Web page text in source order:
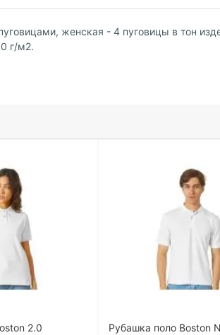
женская - 4 пуговицы в тон
г/м2.
2.0
Рубашка поло Boston